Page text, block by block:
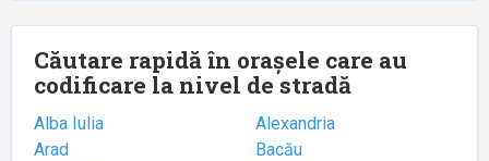
Căutare rapidă în orașele care au
codificare la nivel de stradă
Alba Iulia
Alexandria
Arad
Bacău